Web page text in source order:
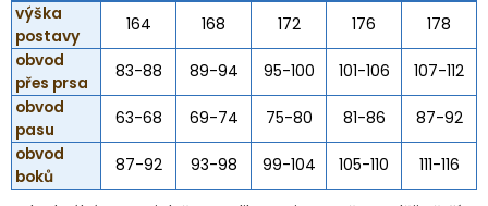
výška
postavy
164 168 172 176
178
obvod
přes prsa
83-88 89-94 95-100 101-106
107-112
obvod
pasu
63-68 69-74 75-80 81-86
87-92
obvod
boků
87-92 93-98 99-104 105-110 111-116